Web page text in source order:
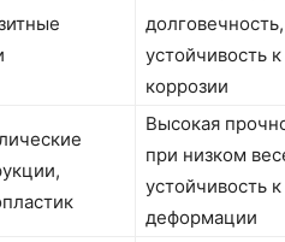
долговечность,
устойчивость к
коррозии
Высокая
при низком
устойчивость к
деформации